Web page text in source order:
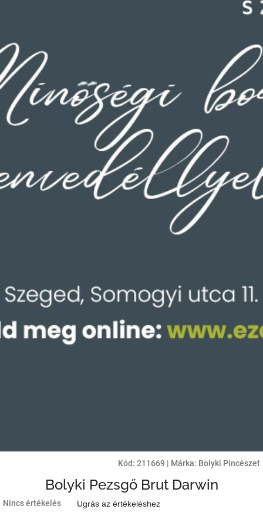
Kód: 211669 | Márka: Bolyki Pincészet
Bolyki Pezsgő Brut Darwin
A
Nincs értékelés Ugrás az értékeléshez